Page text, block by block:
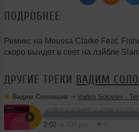
ПОДРОБНЕЕ
Ремикс на Moussa Clarke Feat.
скоро выидет в свет на лэйбле
ДРУГИЕ ТРЕКИ ВАДИМ
Вадим Соловьев ➝ Vadim Soloviev - Tempo
2:02